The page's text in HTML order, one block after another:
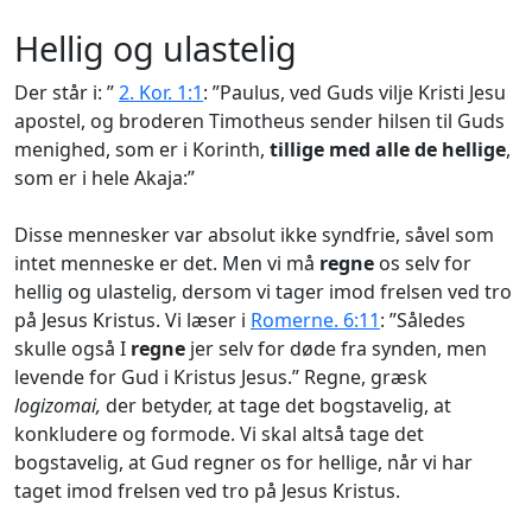
Hellig og ulastelig
Der står i: ”2. Kor. 1:1: ”Paulus, ved Guds vilje Kristi Jesu
apostel, og broderen Timotheus sender hilsen til Guds
menighed, som er i Korinth, tillige med alle de hellige,
som er i hele Akaja:”
Disse mennesker var absolut ikke syndfrie, såvel som
intet menneske er det. Men vi må regne os selv for
hellig og ulastelig, dersom vi tager imod frelsen ved tro
på Jesus Kristus. Vi læser i Romerne. 6:11: ”Således
skulle også I regne jer selv for døde fra synden, men
levende for Gud i Kristus Jesus.” Regne, græsk
logizomai, der betyder, at tage det bogstavelig, at
konkludere og formode. Vi skal altså tage det
bogstavelig, at Gud regner os for hellige, når vi har
taget imod frelsen ved tro på Jesus Kristus.